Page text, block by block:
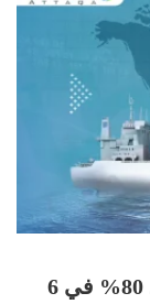
صادرات مصر من الغاز المسال تهبط 80% في 6